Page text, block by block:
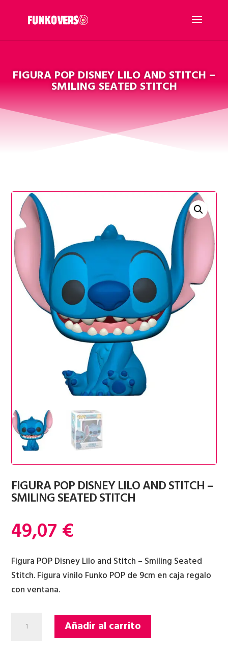
FIGURA POP DISNEY LILO AND STITCH –
SMILING SEATED STITCH
FIGURA POP DISNEY LILO AND STITCH –
SMILING SEATED STITCH
49,07€
Figura POP Disney Lilo and Stitch – Smiling Seated
Stitch. Figura vinilo Funko POP de 9cm en caja regalo
con ventana.
Añadir al carrito